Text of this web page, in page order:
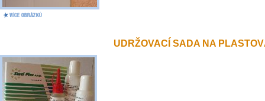
UDRŽOVACÍ SADA NA